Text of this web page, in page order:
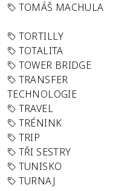
TOMÁŠ MACHULA
TORTILLY
TOTALITA
TOWER BRIDGE
TRANSFER
TECHNOLOGIE
TRAVEL
TRÉNINK
TRIP
TŘI SESTRY
TUNISKO
TURNAJ